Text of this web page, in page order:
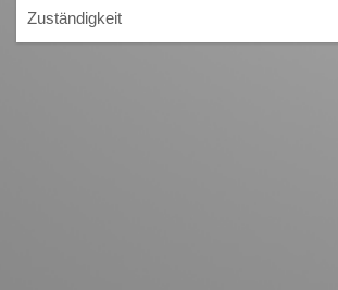
Zuständigkeit